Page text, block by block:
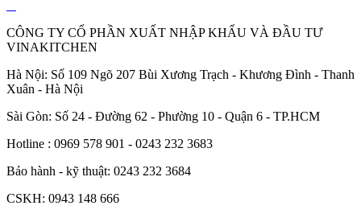
CÔNG TY CỔ PHẦN XUẤT NHẬP KHẨU VÀ ĐẦU TƯ
VINAKITCHEN
Hà Nội: Số 109 Ngõ 207 Bùi Xương Trạch - Khương Đình - Thanh
Xuân - Hà Nội
Sài Gòn: Số 24 - Đường 62 - Phường 10 - Quận 6 - TP.HCM
Hotline : 0969 578 901 - 0243 232 3683
Bảo hành - kỹ thuật: 0243 232 3684
CSKH: 0943 148 666